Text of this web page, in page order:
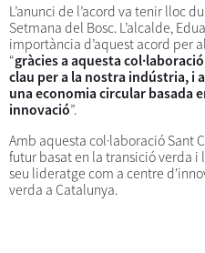
L’anunci de l’acord va tenir lloc
Setmana del Bosc. L’alcalde,
importància d’aquest acord per
“gràcies a aquesta
clau per a la nostra indústria, i
una economia circular basada
innovació”.
Amb aquesta col·laboració Sant
futur basat en la transició verda
seu lideratge com a centre
verda a Catalunya.